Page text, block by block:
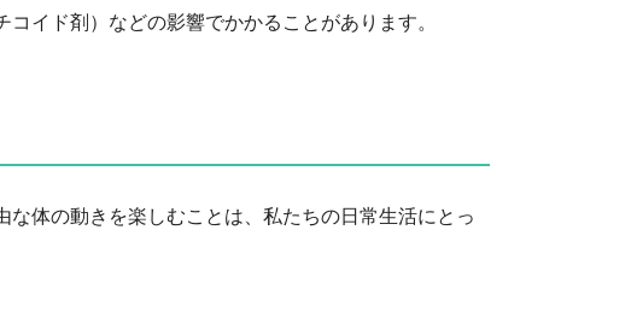
イド剤）などの影響でかかることがあります。
体の動きを楽しむことは、私たちの日常生活にとっ